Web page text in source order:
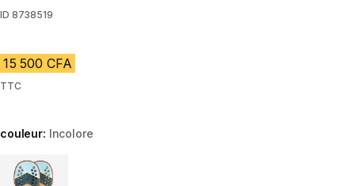
ID 8738519
15 500 CFA
TTC
couleur: Incolore
Choose a variant